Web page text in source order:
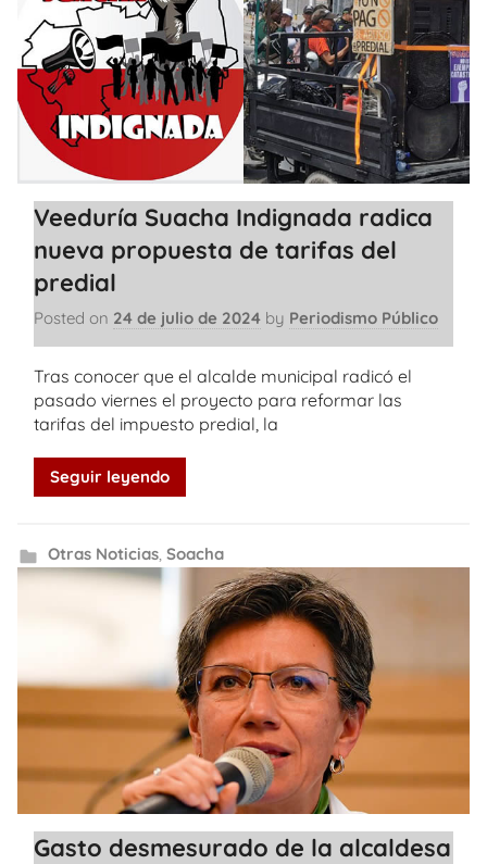
Veeduría Suacha Indignada radica
nueva propuesta de tarifas del
predial
Posted on 24 de julio de 2024 by Periodismo Público
Tras conocer que el alcalde municipal radicó el
pasado viernes el proyecto para reformar las
tarifas del impuesto predial, la
Seguir leyendo
Otras Noticias, Soacha
Gasto desmesurado de la alcaldesa